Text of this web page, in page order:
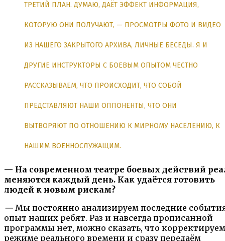
ТРЕТИЙ ПЛАН. ДУМАЮ, ДАЁТ ЭФФЕКТ ИНФОРМАЦИЯ,
КОТОРУЮ ОНИ ПОЛУЧАЮТ, — ПРОСМОТРЫ ФОТО И ВИДЕО
ИЗ НАШЕГО ЗАКРЫТОГО АРХИВА, ЛИЧНЫЕ БЕСЕДЫ. Я И
ДРУГИЕ ИНСТРУКТОРЫ С БОЕВЫМ ОПЫТОМ ЧЕСТНО
РАССКАЗЫВАЕМ, ЧТО ПРОИСХОДИТ, ЧТО СОБОЙ
ПРЕДСТАВЛЯЮТ НАШИ ОППОНЕНТЫ, ЧТО ОНИ
ВЫТВОРЯЮТ ПО ОТНОШЕНИЮ К МИРНОМУ НАСЕЛЕНИЮ, К
НАШИМ ВОЕННОСЛУЖАЩИМ.
— На современном театре боевых действий
меняются каждый день. Как удаётся готовить
людей к новым рискам?
—Мы постоянно анализируем последние
опыт наших ребят. Раз и навсегда прописанной
программы нет, можно сказать, что
режиме реального времени и сразу передаём